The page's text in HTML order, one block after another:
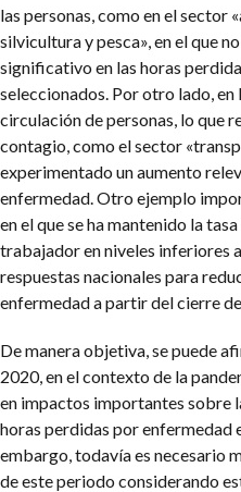
las personas, como en el sector
silvicultura y pesca», en el que
significativo en las horas
seleccionados. Por otro lado,
circulación de personas, lo que
contagio, como el sector
experimentado un aumento
enfermedad. Otro ejemplo
en el que se ha mantenido la
trabajador en niveles inferiores
respuestas nacionales para
enfermedad a partir del cierre de
De manera objetiva, se puede
2020, en el contexto de la
en impactos importantes sobre
horas perdidas por enfermedad
embargo, todavía es necesario
de este periodo considerando